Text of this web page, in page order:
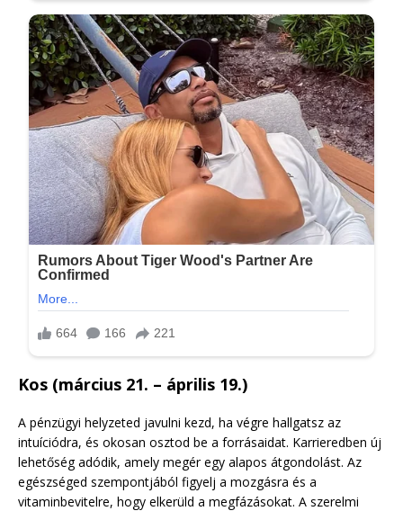
Kos (március 21. – április 19.)
A pénzügyi helyzeted javulni kezd, ha végre hallgatsz az
intuíciódra, és okosan osztod be a forrásaidat. Karrieredben új
lehetőség adódik, amely megér egy alapos átgondolást. Az
egészséged szempontjából figyelj a mozgásra és a
vitaminbevitelre, hogy elkerüld a megfázásokat. A szerelmi